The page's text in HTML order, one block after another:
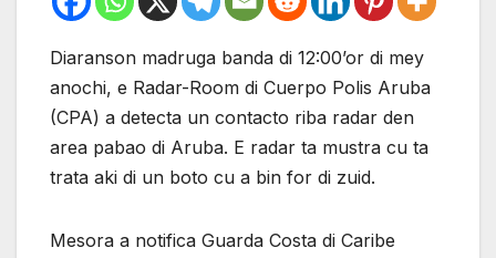
Diaranson madruga banda di 12:00’or di mey
anochi, e Radar-Room di Cuerpo Polis Aruba
(CPA) a detecta un contacto riba radar den
area pabao di Aruba. E radar ta mustra cu ta
trata aki di un boto cu a bin for di zuid.
Mesora a notifica Guarda Costa di Caribe